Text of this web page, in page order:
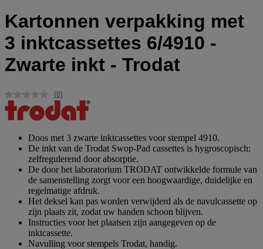
Kartonnen verpakking met
3 inktcassettes 6/4910 -
Zwarte inkt - Trodat
Geen
scorewaarde.
Dezelfde
(0)
Doos met 3 zwarte inktcassettes voor stempel 4910.
De inkt van de Trodat Swop-Pad cassettes is hygroscopisch:
zelfregulerend door absorptie.
De door het laboratorium TRODAT ontwikkelde formule van
de samenstelling zorgt voor een hoogwaardige, duidelijke en
regelmatige afdruk.
Het deksel kan pas worden verwijderd als de navulcassette op
zijn plaats zit, zodat uw handen schoon blijven.
Instructies voor het plaatsen zijn aangegeven op de
inktcassette.
Navulling voor stempels Trodat, handig.